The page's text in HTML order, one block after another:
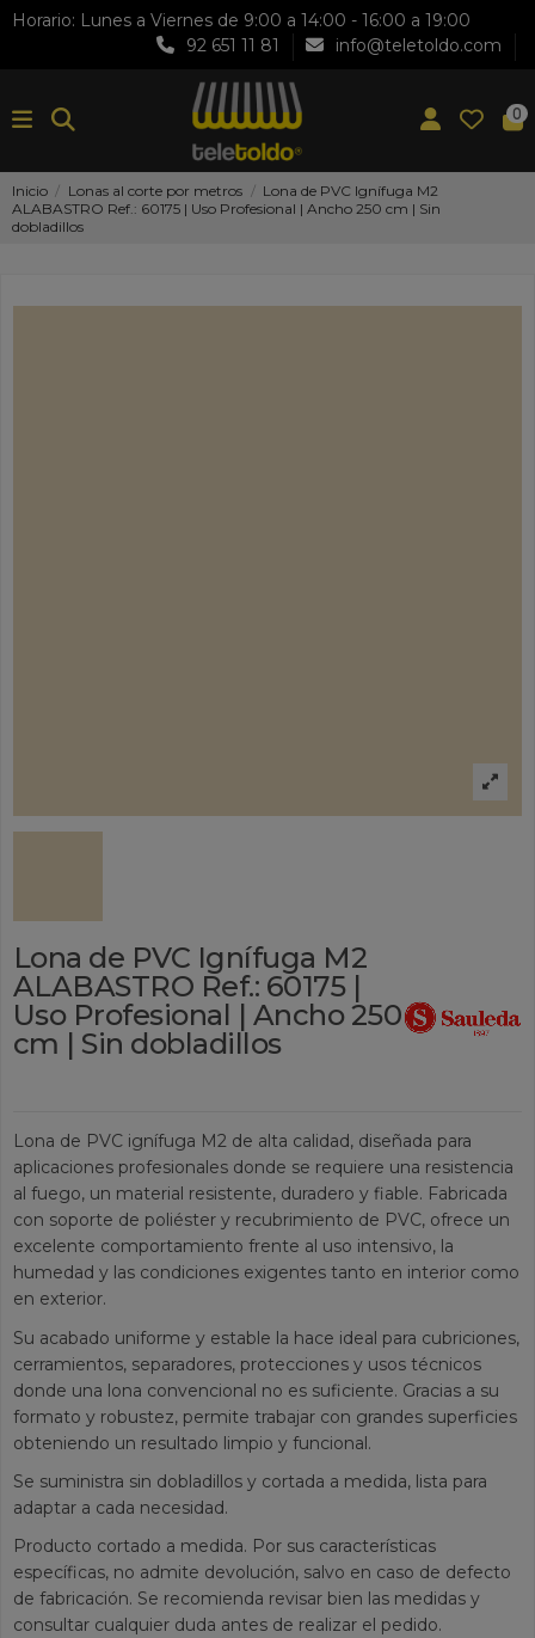
Horario: Lunes a Viernes de 9:00 a 14:00 - 16:00 a 19:00
92 651 11 81
info@teletoldo.com
0
Inicio Lonas al corte por metros
Lona de PVC Ignífuga M2
ALABASTRO Ref.: 60175 | Uso Profesional | Ancho 250 cm | Sin
dobladillos
Lona de PVC Ignífuga M2
ALABASTRO Ref.: 60175 |
Uso Profesional | Ancho 250
cm | Sin dobladillos
Lona de PVC ignífuga M2 de alta calidad, diseñada para
aplicaciones profesionales donde se requiere una resistencia
al fuego, un material resistente, duradero y fiable. Fabricada
con soporte de poliéster y recubrimiento de PVC, ofrece un
excelente comportamiento frente al uso intensivo, la
humedad y las condiciones exigentes tanto en interior como
en exterior.
Su acabado uniforme y estable la hace ideal para cubriciones,
cerramientos, separadores, protecciones y usos técnicos
donde una lona convencional no es suficiente. Gracias a su
formato y robustez, permite trabajar con grandes superficies
obteniendo un resultado limpio y funcional.
Se suministra sin dobladillos y cortada a medida, lista para
adaptar a cada necesidad.
Producto cortado a medida. Por sus características
específicas, no admite devolución, salvo en caso de defecto
de fabricación. Se recomienda revisar bien las medidas y
consultar cualquier duda antes de realizar el pedido.